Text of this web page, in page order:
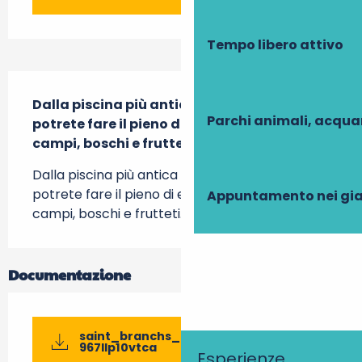
Tempo libero attivo
Parchi animali,
Appuntamento nei
Dalla piscina più antica del dipartimento,
potrete fare il pieno di energia in mezzo a
campi, boschi e frutteti...
Dalla piscina più antica del dipartimento,
potrete fare il pieno di energia in mezzo a
campi, boschi e frutteti...
Documentazione
saint_branchs_bourdin-2025-impr-
967llp10vtca